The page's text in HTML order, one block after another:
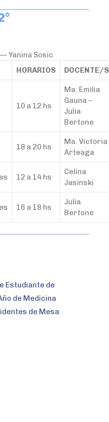
Yanina Sosic
HORARIOS DOCENTE/S
10 a 12 hs
Ma. Emilia
Gauna –
Julia
Bertone
18 a 20 hs
Ma. Victoria
Arteaga
12 a 14 hs
Celina
Jasinski
16 a 18 hs
Julia
Bertone
Estudiante de
de Medicina
de Mesa